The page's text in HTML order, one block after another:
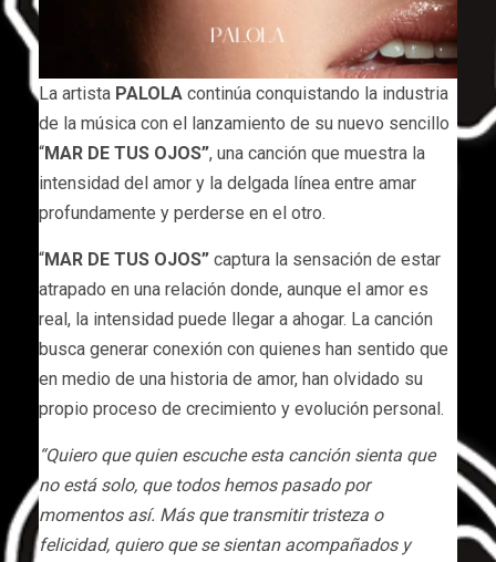
La artista PALOLA continúa conquistando la industria
de la música con el lanzamiento de su nuevo sencillo
“MAR DE TUS OJOS”, una canción que muestra la
intensidad del amor y la delgada línea entre amar
profundamente y perderse en el otro.
“MAR DE TUS OJOS” captura la sensación de estar
atrapado en una relación donde, aunque el amor es
real, la intensidad puede llegar a ahogar. La canción
busca generar conexión con quienes han sentido que
en medio de una historia de amor, han olvidado su
propio proceso de crecimiento y evolución personal.
“Quiero que quien escuche esta canción sienta que
no está solo, que todos hemos pasado por
momentos así. Más que transmitir tristeza o
felicidad, quiero que se sientan acompañados y